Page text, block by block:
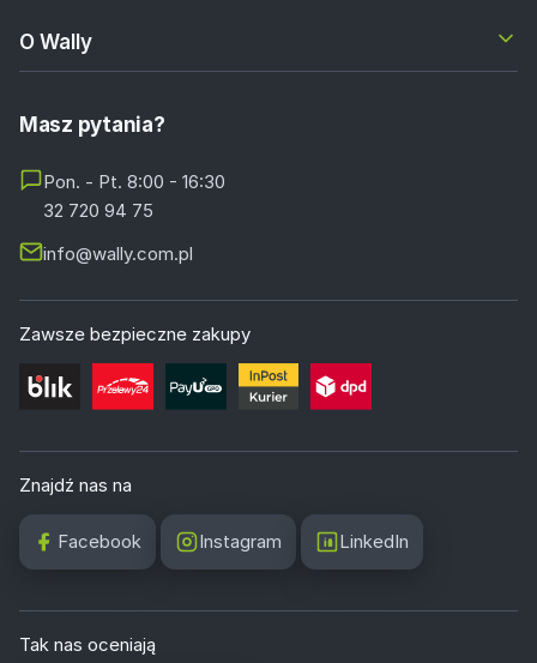
O Wally
Masz pytania?
Pon. - Pt. 8:00 - 16:30
32 720 94 75
info@wally.com.pl
Zawsze bezpieczne zakupy
Znajdź nas na
Facebook Instagram LinkedIn
Tak nas oceniają